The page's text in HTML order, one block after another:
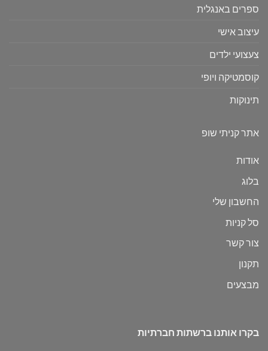
ספרים באנגלית
עיצוב אישי
צעצועי ילדים
קוסמטיקה ויופי
תינוקות
אתר קניתי שופ
אודות
בלוג
החשבון שלי
סל קניות
צור קשר
תקנון
מבצעים
בקרו אותנו ברשתות חברתיות